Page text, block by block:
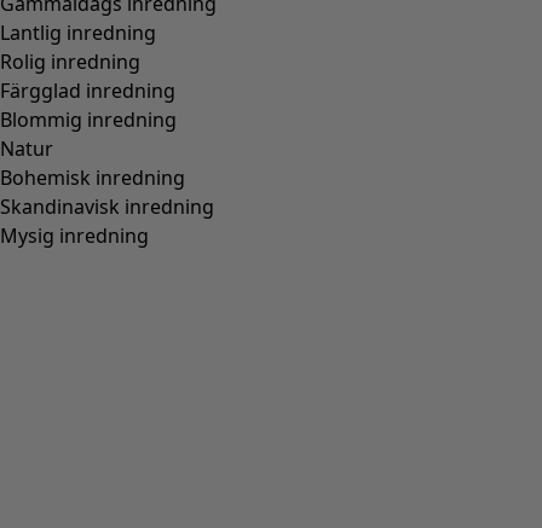
Lantlig inredning
Rolig inredning
Färgglad inredning
Blommig inredning
Natur
Bohemisk inredning
Skandinavisk inredning
Mysig inredning